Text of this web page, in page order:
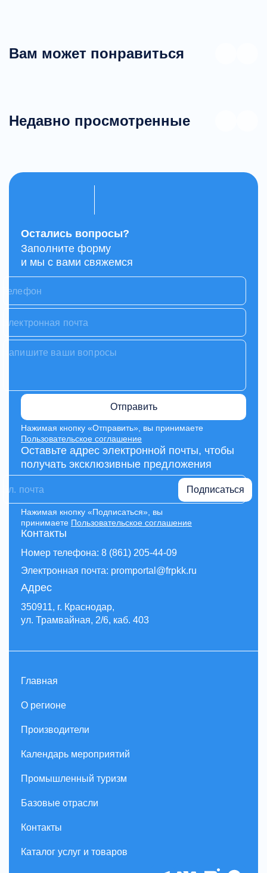
Вам может понравиться
Недавно просмотренные
Контакты
Номер телефона: 8 (861) 205-44-09
Электронная почта: promportal@frpkk.ru
Адрес
350911, г. Краснодар,
ул. Трамвайная, 2/6, каб. 403
Остались вопросы?
Заполните форму
и мы с вами свяжемся
Отправить
Нажимая кнопку «Отправить», вы принимаете
Пользовательское соглашение
Оставьте адрес электронной почты, чтобы
получать эксклюзивные предложения
Подписаться
Нажимая кнопку «Подписаться», вы
принимаете Пользовательское соглашение
Главная
О регионе
Производители
Календарь мероприятий
Промышленный туризм
Базовые отрасли
Контакты
Каталог услуг и товаров